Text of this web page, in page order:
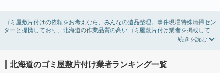
ゴミ屋敷片付けの依頼をお考えなら、みんなの遺品整理。事件現場特殊清掃セン
ターと提携しており、北海道の作業品質の高いゴミ屋敷片付け業者を掲載してい
ます。汚部屋の片付けに伴う不用品の処分・回収・引き取りから、外虫の発生や
検索してみましょう。ゴミ屋敷になってしまう方は高齢で体力的に掃除するのが
難しい、認知症やセルフネグレクトになってしまう、精神的なストレスなど様々
北海道のゴミ屋敷片付け業者ランキング一覧